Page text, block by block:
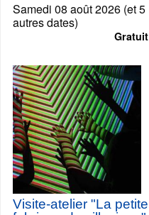
Samedi 08 août 2026 (et 5
autres dates)
Gratuit
Visite-atelier "La petite